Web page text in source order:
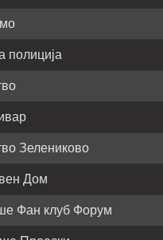
полиција
Зелениково
Дом
Фан клуб Форум